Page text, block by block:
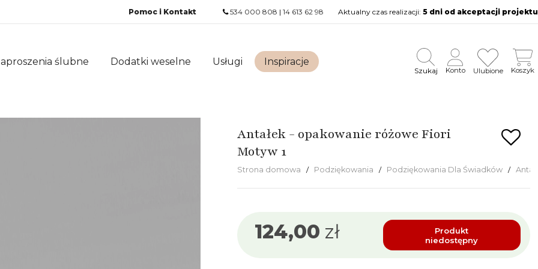
Pomoc i Kontakt 534 000 808 | 14 613 62 98 Aktualny czas realizacji: 5 dni od akceptacji projektu
ślubne Dodatki weselne Usługi Inspiracje
Szukaj Konto Ulubione Koszyk
Antałek - opakowanie różowe Fiori
Motyw 1
Strona domowa Podziękowania Podziękowania Dla Świadków
124,00 zł
Produkt
niedostępny